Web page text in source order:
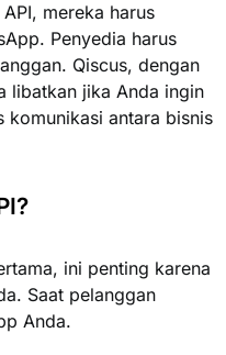
mereka harus
Penyedia harus
Qiscus, dengan
libatkan jika Anda ingin
komunikasi antara bisnis
ini penting karena
Saat pelanggan
Anda.